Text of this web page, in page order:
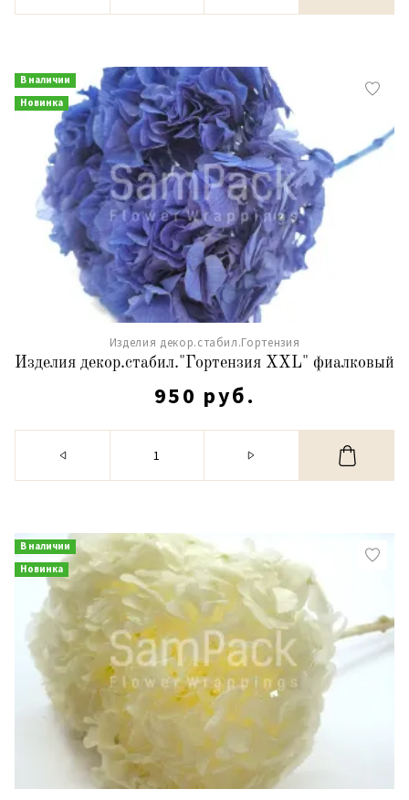
В наличии
Новинка
Изделия декор.стабил.Гортензия
Изделия декор.стабил."Гортензия XXL" фиалковый
950 руб.
В наличии
Новинка